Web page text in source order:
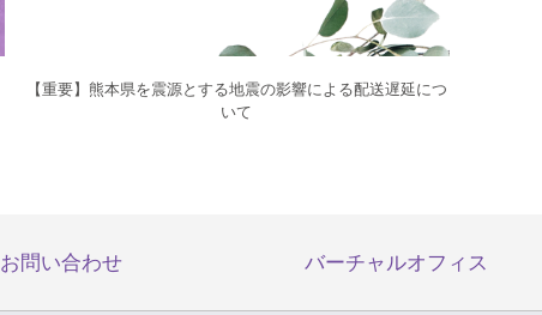
【重要】熊本県を震源とする地震の影響による配送遅延につ
いて
お問い合わせ バーチャルオフィス